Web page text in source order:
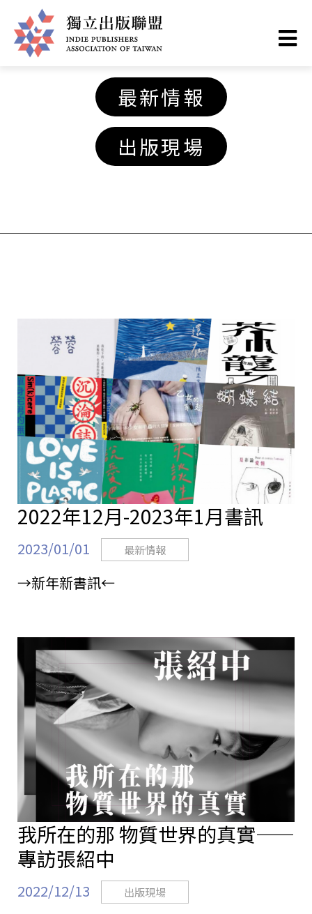
至
主
容
聯
最新情報
出版現場
2022年12月-2023年1月書訊
2023/01/01 最新情報
→新年新書訊←
我所在的那 物質世界的真實——
專訪張紹中
2022/12/13 出版現場